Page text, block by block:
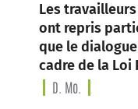
Les
ont repris
que le
cadre de la Loi
D. Mo.